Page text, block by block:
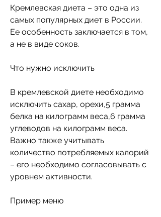
Кремлевская диета – это одна из
самых популярных диет в России.
Ее особенность заключается в том,
а не в виде соков.
Что нужно исключить
В кремлевской диете необходимо
исключить сахар, орехи,5 грамма
белка на килограмм веса,6 грамма
углеводов на килограмм веса.
Важно также учитывать
количество потребляемых калорий
– его необходимо согласовывать с
уровнем активности.
Пример меню